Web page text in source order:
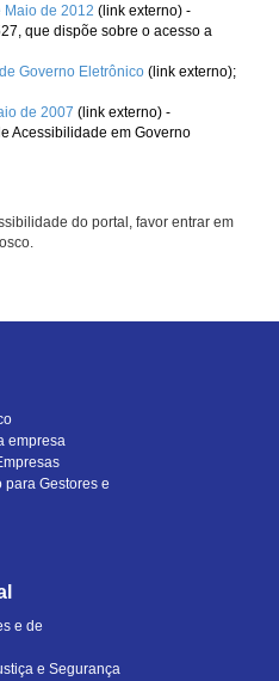
Maio de 2012 (link externo) -
que dispõe sobre o acesso a
Governo Eletrônico (link externo);
de 2007 (link externo) -
Acessibilidade em Governo
do portal, favor entrar em
empresa
para Gestores e
e de
e Segurança